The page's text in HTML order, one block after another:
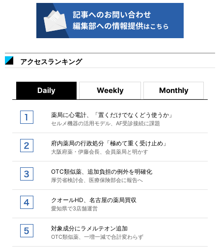
アクセスランキング
Daily Weekly Monthly
薬局に心電計、「置くだけでなくどう使うか」
セルメ機器の活用モデル、AF受診接続に課題
府内薬局の行政処分「極めて重く受け止め」
大阪府薬・伊藤会長、会員薬局と明かす
OTC類似薬、追加負担の例外を明確化
厚労省検討会、医療保険部会に報告へ
クオールHD、名古屋の薬局買収
愛知県で3店舗運営
対象成分にラメルテオン追加
OTC類似薬、一増一減で合計変わらず